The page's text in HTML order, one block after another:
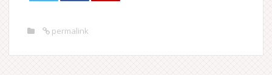
permalink